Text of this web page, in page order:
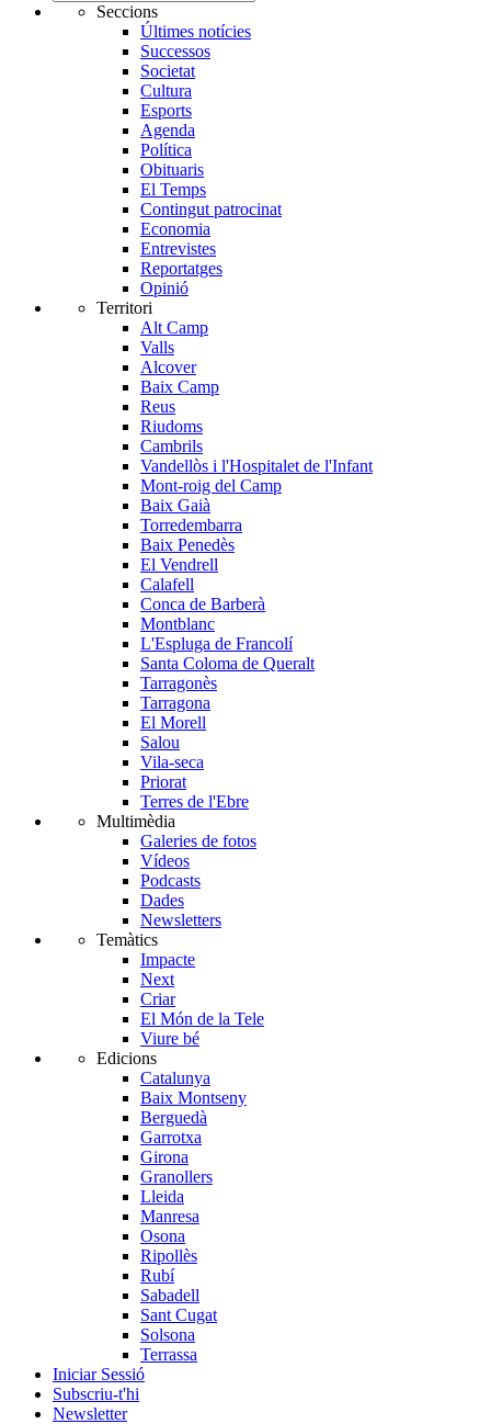
Seccions
Últimes notícies
Successos
Societat
Cultura
Esports
Agenda
Política
Obituaris
El Temps
Contingut patrocinat
Economia
Entrevistes
Reportatges
Opinió
Territori
Alt Camp
Valls
Alcover
Baix Camp
Reus
Riudoms
Cambrils
Vandellòs i l'Hospitalet de l'Infant
Mont-roig del Camp
Baix Gaià
Torredembarra
Baix Penedès
El Vendrell
Calafell
Conca de Barberà
Montblanc
L'Espluga de Francolí
Santa Coloma de Queralt
Tarragonès
Tarragona
El Morell
Salou
Vila-seca
Priorat
Terres de l'Ebre
Multimèdia
Galeries de fotos
Vídeos
Podcasts
Dades
Newsletters
Temàtics
Impacte
Next
Criar
El Món de la Tele
Viure bé
Edicions
Catalunya
Baix Montseny
Berguedà
Garrotxa
Girona
Granollers
Lleida
Manresa
Osona
Ripollès
Rubí
Sabadell
Sant Cugat
Solsona
Terrassa
Iniciar Sessió
Subscriu-t'hi
Newsletter